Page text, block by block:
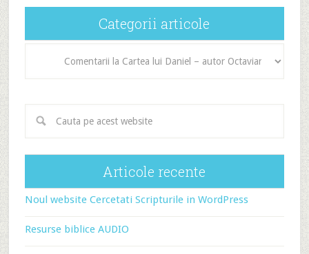
Categorii articole
Articole recente
Noul website Cercetati Scripturile in WordPress
Resurse biblice AUDIO